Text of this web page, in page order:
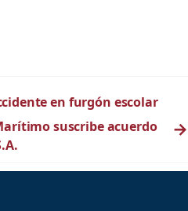
en furgón escolar
suscribe acuerdo
→